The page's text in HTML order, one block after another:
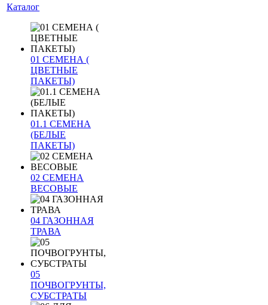
Каталог
01 СЕМЕНА (
ЦВЕТНЫЕ
ПАКЕТЫ)
01.1 СЕМЕНА
(БЕЛЫЕ
ПАКЕТЫ)
02 СЕМЕНА
ВЕСОВЫЕ
04 ГАЗОННАЯ
ТРАВА
05
ПОЧВОГРУНТЫ,
СУБСТРАТЫ